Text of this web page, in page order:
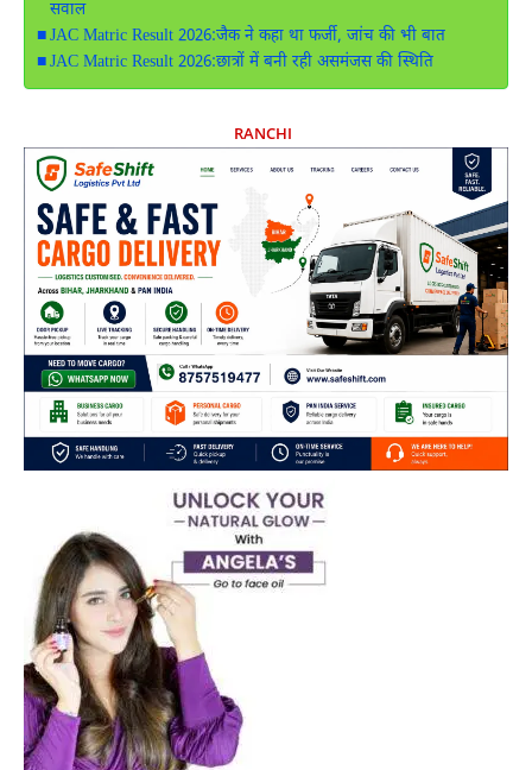
सवाल
JAC Matric Result 2026:जैक ने कहा था फर्जी, जांच की भी बात
JAC Matric Result 2026:छात्रों में बनी रही असमंजस की स्थिति
RANCHI